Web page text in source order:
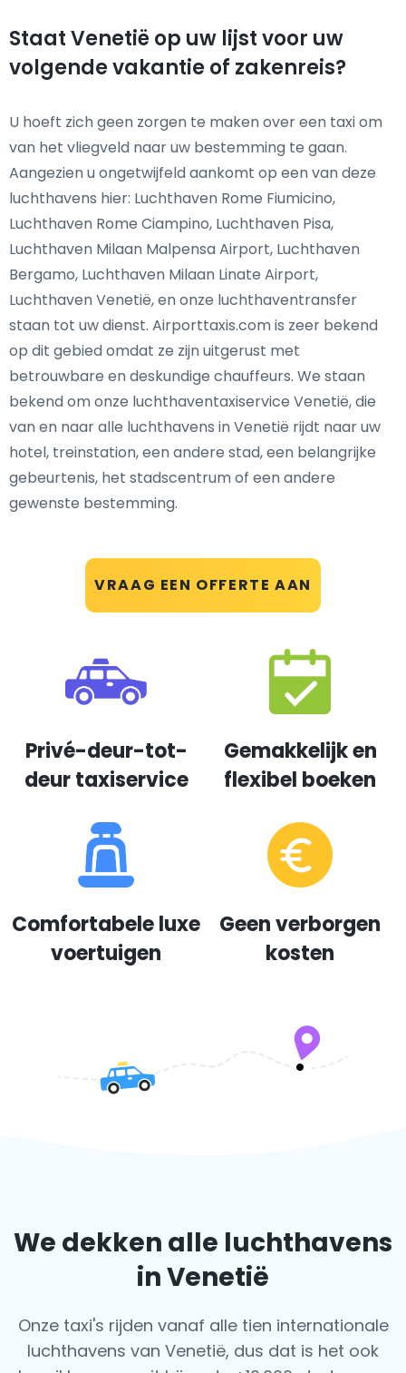
VRAAG EEN OFFERTE AAN
Staat Venetië op uw lijst voor uw
volgende vakantie of zakenreis?
U hoeft zich geen zorgen te maken over een taxi om
van het vliegveld naar uw bestemming te gaan.
Aangezien u ongetwijfeld aankomt op een van deze
luchthavens hier: Luchthaven Rome Fiumicino,
Luchthaven Rome Ciampino, Luchthaven Pisa,
Luchthaven Milaan Malpensa Airport, Luchthaven
Bergamo, Luchthaven Milaan Linate Airport,
Luchthaven Venetië, en onze luchthaventransfer
staan tot uw dienst. Airporttaxis.com is zeer bekend
op dit gebied omdat ze zijn uitgerust met
betrouwbare en deskundige chauffeurs. We staan
bekend om onze luchthaventaxiservice Venetië, die
van en naar alle luchthavens in Venetië rijdt naar uw
hotel, treinstation, een andere stad, een belangrijke
gebeurtenis, het stadscentrum of een andere
gewenste bestemming.
Privé-deur-tot-
deur taxiservice
Gemakkelijk en
flexibel boeken
Comfortabele luxe
voertuigen
Geen verborgen
kosten
We dekken alle luchthavens
in Venetië
Onze taxi's rijden vanaf alle tien internationale
luchthavens van Venetië, dus dat is het ook